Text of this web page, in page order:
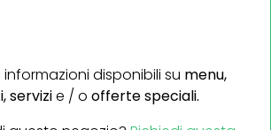
disponibili su menu,
servizie / o offerte speciali.